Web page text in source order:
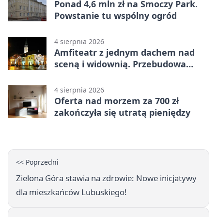
Ponad 4,6 mln zł na Smoczy Park.
Powstanie tu wspólny ogród
4 sierpnia 2026
Amfiteatr z jednym dachem nad
sceną i widownią. Przebudowa
4 sierpnia 2026
Oferta nad morzem za 700 zł
zakończyła się utratą pieniędzy
<< Poprzedni
Zielona Góra stawia na zdrowie: Nowe inicjatywy
dla mieszkańców Lubuskiego!